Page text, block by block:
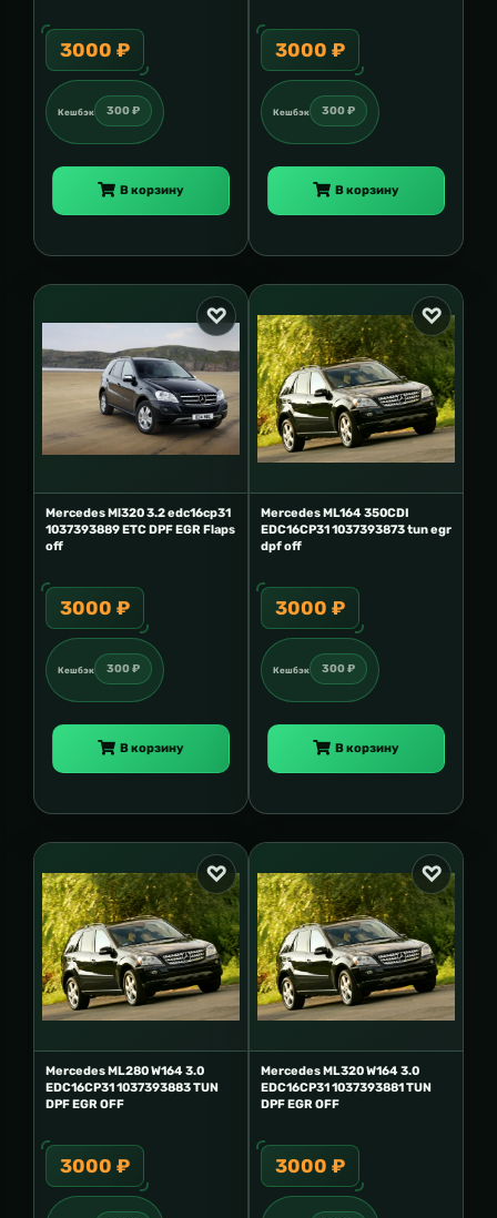
3000 ₽
Кешбэк 300 ₽
В корзину
3000 ₽
Кешбэк 300 ₽
В корзину
Mercedes Ml320 3.2 edc16cp31
1037393889 ETC DPF EGR Flaps
off
3000 ₽
Кешбэк 300 ₽
В корзину
Mercedes ML164 350CDI
EDC16CP31 1037393873 tun egr
dpf off
3000 ₽
Кешбэк 300 ₽
В корзину
Mercedes ML280 W164 3.0
EDC16CP31 1037393883 TUN
DPF EGR OFF
3000 ₽
Mercedes ML320 W164 3.0
EDC16CP31 1037393881 TUN
DPF EGR OFF
3000 ₽